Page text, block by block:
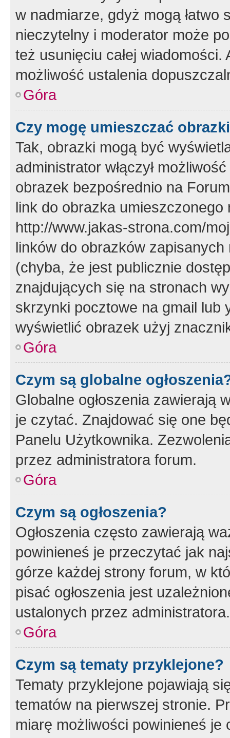
w nadmiarze, gdyż mogą
nieczytelny i moderator może
też usunięciu całej
możliwość ustalenia
Góra
Czy mogę umieszczać
Tak, obrazki mogą być
administrator włączył
obrazek bezpośrednio na
link do obrazka
http://www.jakas-strona.com/
linków do obrazków
(chyba, że jest publicznie
znajdujących się na stronach
skrzynki pocztowe na gmail lub
wyświetlić obrazek użyj
Góra
Czym są globalne
Globalne ogłoszenia zawierają
je czytać. Znajdować się one
Panelu Użytkownika.
przez administratora forum.
Góra
Czym są ogłoszenia?
Ogłoszenia często zawierają
powinieneś je przeczytać jak
górze każdej strony forum, w
pisać ogłoszenia jest
ustalonych przez administratora.
Góra
Czym są tematy przyklejone?
Tematy przyklejone pojawiają
tematów na pierwszej stronie.
miarę możliwości powinieneś je